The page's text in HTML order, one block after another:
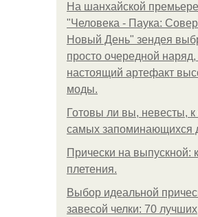
На шанхайской премьере
"Человека - Паука:
Новый День" зендея
просто очередной наряд,
настоящий артефакт
моды.
Готовы ли вы, невесты,
самых запоминающихся
Прически на выпускной:
плетения.
Выбор идеальной
завесой челки: 70 лучших